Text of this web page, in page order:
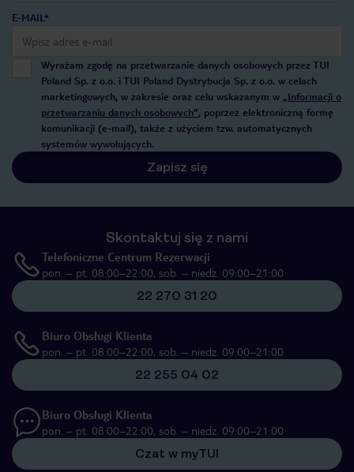
E-MAIL*
Wyrażam zgodę na przetwarzanie danych osobowych przez TUI
Poland Sp. z o.o. i TUI Poland Dystrybucja Sp. z o.o. w celach
marketingowych, w zakresie oraz celu wskazanym w „Informacji o
przetwarzaniu danych osobowych”, poprzez elektroniczną formę
komunikacji (e-mail), także z użyciem tzw. automatycznych
systemów wywołujących.
Zapisz się
Skontaktuj się z nami
Telefoniczne Centrum Rezerwacji
pon. – pt. 08:00–22:00, sob. – niedz. 09:00–21:00
22 270 31 20
Biuro Obsługi Klienta
pon. – pt. 08:00–22:00, sob. – niedz. 09:00–21:00
22 255 04 02
Biuro Obsługi Klienta
pon. – pt. 08:00–22:00, sob. – niedz. 09:00–21:00
Czat w myTUI